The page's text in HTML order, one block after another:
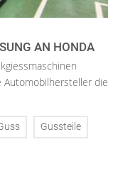
AN HONDA
Automobilhersteller die
Gussteile